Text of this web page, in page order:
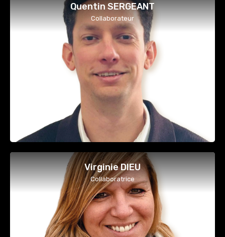
Quentin SERGEANT
Collaborateur
Virginie DIEU
Collaboratrice